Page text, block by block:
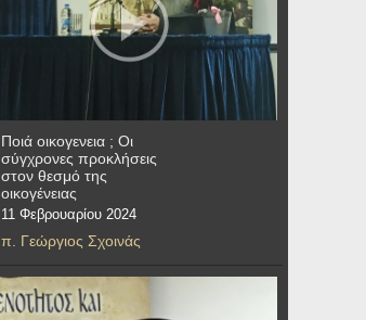
Ποιά οικογενεια ; Οι
σύγχρονες προκλήσεις
στον θεσμό της
οικογένειας
11 Φεβρουαρίου 2024
π. Γεώργιος Σχοινάς